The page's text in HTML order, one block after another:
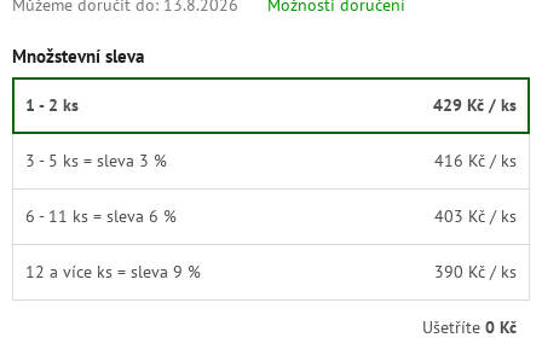
Můžeme doručit do: 13.8.2026 Možnosti doručení
Množstevní sleva
1 - 2 ks 429 Kč / ks
3 - 5 ks = sleva 3 % 416 Kč / ks
6 - 11 ks = sleva 6 % 403 Kč / ks
12 a více ks = sleva 9 % 390 Kč / ks
Ušetříte 0 Kč